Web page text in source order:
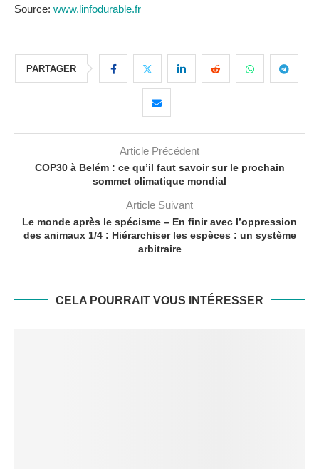
Source: www.linfodurable.fr
PARTAGER
Article Précédent
COP30 à Belém : ce qu’il faut savoir sur le prochain
sommet climatique mondial
Article Suivant
Le monde après le spécisme – En finir avec l’oppression
des animaux 1/4 : Hiérarchiser les espèces : un système
arbitraire
CELA POURRAIT VOUS INTÉRESSER